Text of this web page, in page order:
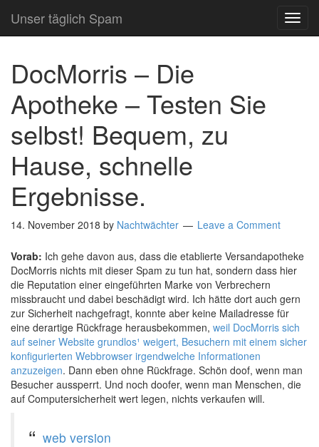
Unser täglich Spam
DocMorris – Die
Apotheke – Testen Sie
selbst! Bequem, zu
Hause, schnelle
Ergebnisse.
14. November 2018 by Nachtwächter Leave a Comment
Vorab: Ich gehe davon aus, dass die etablierte Versandapotheke
DocMorris nichts mit dieser Spam zu tun hat, sondern dass hier
die Reputation einer eingeführten Marke von Verbrechern
missbraucht und dabei beschädigt wird. Ich hätte dort auch gern
zur Sicherheit nachgefragt, konnte aber keine Mailadresse für
eine derartige Rückfrage herausbekommen, weil DocMorris sich
auf seiner Website grundlos¹ weigert, Besuchern mit einem sicher
konfigurierten Webbrowser irgendwelche Informationen
anzuzeigen. Dann eben ohne Rückfrage. Schön doof, wenn man
Besucher aussperrt. Und noch doofer, wenn man Menschen, die
auf Computersicherheit wert legen, nichts verkaufen will.
web version